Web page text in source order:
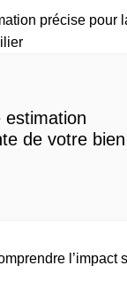
estimation
de votre bien